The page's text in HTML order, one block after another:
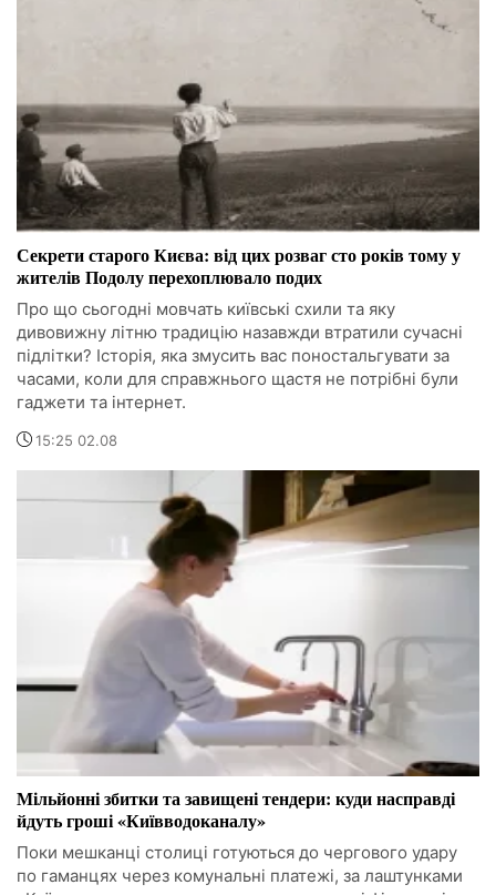
Секрети старого Києва: від цих розваг сто років тому у
жителів Подолу перехоплювало подих
Про що сьогодні мовчать київські схили та яку
дивовижну літню традицію назавжди втратили сучасні
підлітки? Історія, яка змусить вас поностальгувати за
часами, коли для справжнього щастя не потрібні були
гаджети та інтернет.
15:25 02.08
Мільйонні збитки та завищені тендери: куди насправді
йдуть гроші «Київводоканалу»
Поки мешканці столиці готуються до чергового удару
по гаманцях через комунальні платежі, за лаштунками